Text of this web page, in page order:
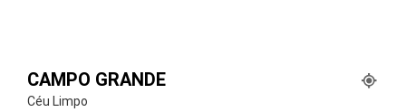
CAMPO GRANDE
Céu Limpo